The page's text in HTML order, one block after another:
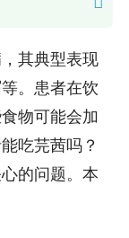
其典型表现
。患者在饮
物可能会加
吃芫茜吗？
的问题。本